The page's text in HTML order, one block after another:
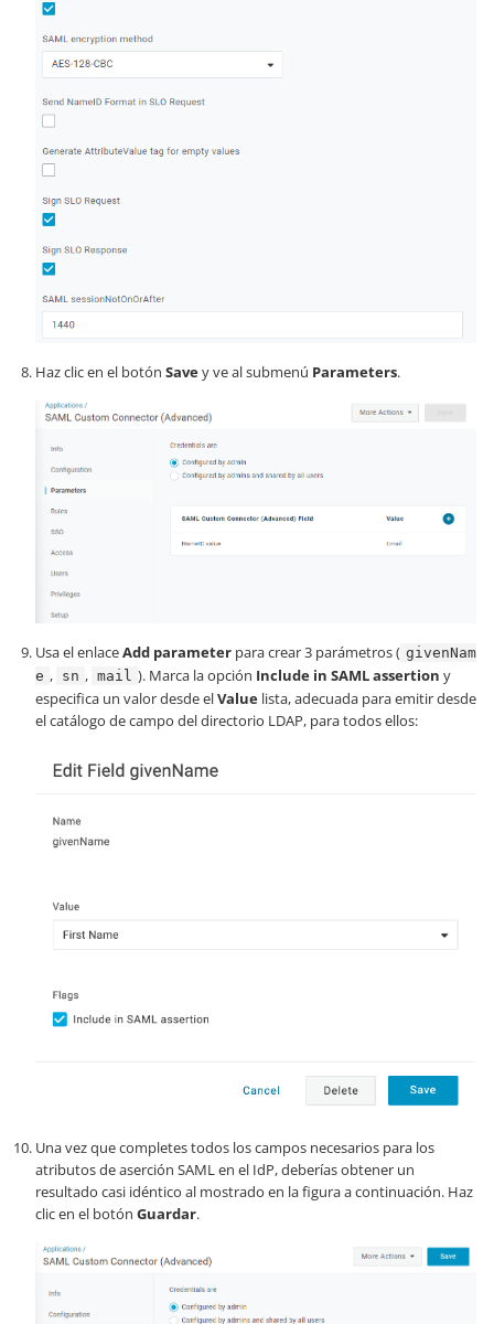
Haz clic en el botón Savey ve al submenú Parameters.
Usa el enlaceAdd parameter para crear 3 parámetros ( givenNam
e , sn , mail ). Marca la opción Include in SAML assertion y
especifica un valor desde elValue lista, adecuada para emitir desde
el catálogo de campo del directorio LDAP, para todos ellos:
Una vez que completes todos los campos necesarios para los
atributos de aserción SAML en el IdP, deberías obtener un
resultado casi idéntico al mostrado en la figura a continuación. Haz
clic en el botón Guardar.